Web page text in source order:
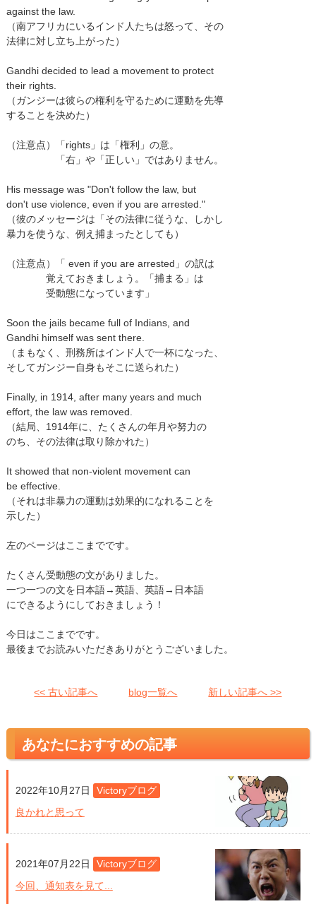
against the law.
（南アフリカにいるインド人たちは怒って、その
法律に対し立ち上がった）
Gandhi decided to lead a movement to protect
their rights.
（ガンジーは彼らの権利を守るために運動を先導
することを決めた）
（注意点）「rights」は「権利」の意。
「右」や「正しい」ではありません。
His message was "Don't follow the law, but
don't use violence, even if you are arrested."
（彼のメッセージは「その法律に従うな、しかし
暴力を使うな、例え捕まったとしても）
（注意点）「 even if you are arrested」の訳は
覚えておきましょう。「捕まる」は
受動態になっています」
Soon the jails became full of Indians, and
Gandhi himself was sent there.
（まもなく、刑務所はインド人で一杯になった、
そしてガンジー自身もそこに送られた）
Finally, in 1914, after many years and much
effort, the law was removed.
（結局、1914年に、たくさんの年月や努力の
のち、その法律は取り除かれた）
It showed that non-violent movement can
be effective.
（それは非暴力の運動は効果的になれることを
示した）
左のページはここまでです。
たくさん受動態の文がありました。
一つ一つの文を日本語→英語、英語→日本語
にできるようにしておきましょう！
今日はここまでです。
最後までお読みいただきありがとうございました。
<< 古い記事へ blog一覧へ 新しい記事へ >>
あなたにおすすめの記事
2022年10月27日
Victoryブログ
良かれと思って
2021年07月22日
Victoryブログ
今回、通知表を見て...